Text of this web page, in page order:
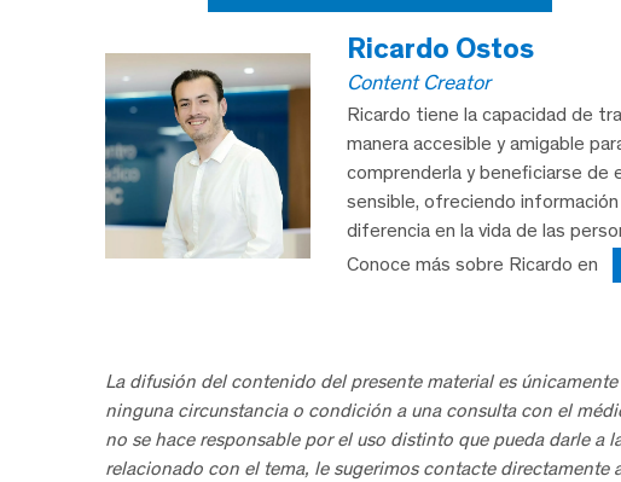
Ricardo Ostos
Content Creator
Ricardo tiene la capacidad de
manera accesible y amigable
comprenderla y beneficiarse de
sensible, ofreciendo
diferencia en la vida de las
Conoce más sobre Ricardo en
La difusión del contenido del presente material es
ninguna circunstancia o condición a una consulta con el
no se hace responsable por el uso distinto que pueda darle a
relacionado con el tema, le sugerimos contacte directamente